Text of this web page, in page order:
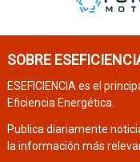
SOBRE
ESEFICIENCIA es el
Eficiencia Energética.
Publica diariamente
la información más